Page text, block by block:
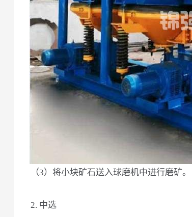
（3）将小块矿石送入球磨机中进行磨矿。
2. 中选